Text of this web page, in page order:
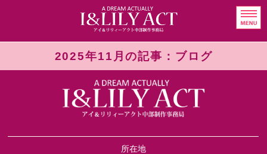
イベント制作・
Event business
2025年11月の記事：ブログ
所在地